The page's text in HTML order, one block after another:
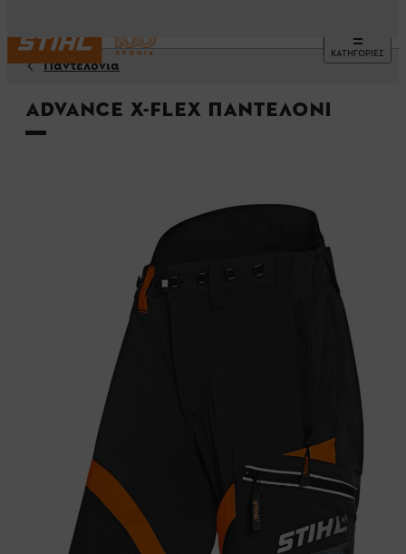
ΚΑΤΗΓΟΡΙΕΣ
Παντελόνια
ADVANCE X-FLEX παντελόνι